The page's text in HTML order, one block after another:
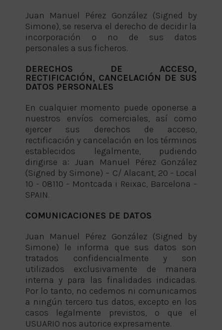
Juan Manuel Pérez González (Signed by
Simone), se reserva el derecho de decidir la
incorporación o no de sus datos
personales a sus ficheros.
DERECHOS DE ACCESO,
RECTIFICACIÓN, CANCELACIÓN DE SUS
DATOS PERSONALES
En cualquier momento puede oponerse a
nuestros envíos comerciales, así como
ejercer sus derechos de acceso,
rectificación y cancelación en los términos
establecidos legalmente, pudiendo
dirigirse a: Juan Manuel Pérez González
(Signed by Simone) – C/ Alacant, 20 - Local
10 - 08110 - Montcada i Reixac, Barcelona -
SPAIN.
COMUNICACIONES DE DATOS
Juan Manuel Pérez González (Signed by
Simone) le informa que sus datos son
tratados confidencialmente y son
utilizados exclusivamente de manera
interna y para las finalidades indicadas.
Por lo tanto, no cedemos ni comunicamos
a ningún tercero tus datos, excepto en los
casos legalmente previstos, o que el
USUARIO nos autorice expresamente.